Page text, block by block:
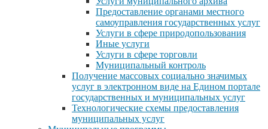
Предоставление органами местного
самоуправления государственных услуг
Услуги в сфере природопользования
Иные услуги
Услуги в сфере торговли
Муниципальный контроль
Получение массовых социально значимых
услуг в электронном виде на Едином портале
государственных и муниципальных услуг
Технологические схемы предоставления
муниципальных услуг